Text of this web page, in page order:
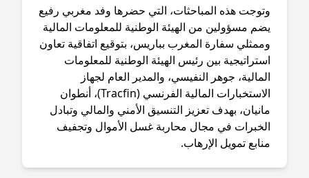
هذه المباحثات، التي حضرها وفد مغربي رفيع
مسؤولين من الهيئة الوطنية للمعلومات المالية
سفارة المغرب بباريس، بتوقيع اتفاقية تعاون
بين رئيس الهيئة الوطنية للمعلومات
جوهر النفيسي، والمدير العام لجهاز
الاستخبارات المالية الفرنسي (Tracfin)، أنطوان
بهدف تعزيز التنسيق الأمني والمالي وتبادل
في مجال محاربة غسل الأموال وتجفيف
تمويل الإرهاب.